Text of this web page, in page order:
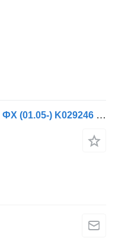
Модулятор EBS Knorr-Bremse ФХ (01.05-) K029246 для грузовика Volvo FH12, FH16, NH12, FH, VNL780 (1993-2014)